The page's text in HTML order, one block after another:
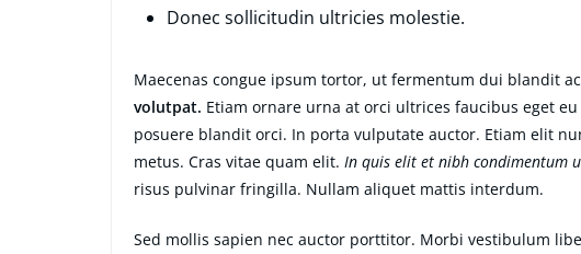
Donec sollicitudin ultricies molestie.
Maecenas congue ipsum tortor, ut fermentum dui blandit
volutpat. Etiam ornare urna at orci ultrices faucibus eget
posuere blandit orci. In porta vulputate auctor. Etiam elit
metus. Cras vitae quam elit. In quis elit et nibh condimentum
risus pulvinar fringilla. Nullam aliquet mattis interdum.
Sed mollis sapien nec auctor porttitor. Morbi vestibulum